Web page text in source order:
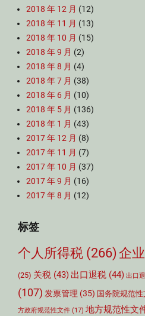
2018 年 12 月 (12)
2018 年 11 月 (13)
2018 年 10 月 (15)
2018 年 9 月 (2)
2018 年 8 月 (4)
2018 年 7 月 (38)
2018 年 6 月 (10)
2018 年 5 月 (136)
2018 年 1 月 (43)
2017 年 12 月 (8)
2017 年 11 月 (7)
2017 年 10 月 (37)
2017 年 9 月 (16)
2017 年 8 月 (12)
标签
个人所得税 (266) 企
(25) 关税 (43) 出口退税 (44) 出口
(107) 发票管理 (35) 国务院规范
方政府规范性文件 (17) 地方规范性文